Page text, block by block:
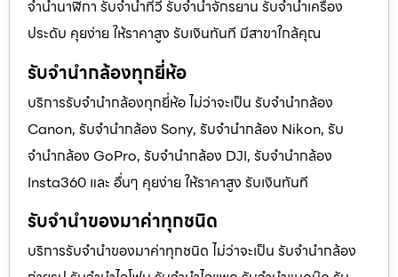
จํานํานาฬิกา รับจํานําทีวี รับจํานําจักรยาน รับจํานําเครื่อง
ประดับ คุยง่าย ให้ราคาสูง รับเงินทันที มีสาขาใกล้คุณ
รับจำนำกล้องทุกยี่ห้อ
บริการรับจำนำกล้องทุกยี่ห้อ ไม่ว่าจะเป็น รับจำนำกล้อง
Canon, รับจำนำกล้อง Sony, รับจำนำกล้อง Nikon, รับ
จำนำกล้อง GoPro, รับจำนำกล้อง DJI, รับจำนำกล้อง
Insta360 และ อื่นๆ คุยง่าย ให้ราคาสูง รับเงินทันที
รับจำนำของมาค่าทุกชนิด
บริการรับจำนำของมาค่าทุกชนิด ไม่ว่าจะเป็น รับจํานํากล้อง